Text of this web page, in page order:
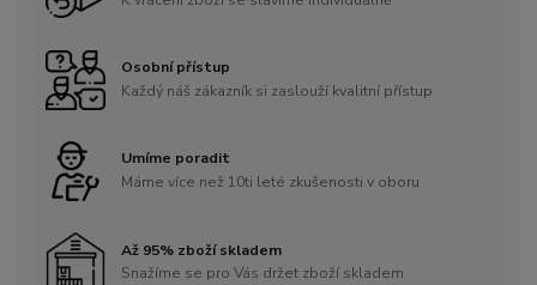
Osobní přístup
Každý náš zákazník si zaslouží kvalitní přístup
Umíme poradit
Máme více než 10ti leté zkušenosti v oboru
Až 95% zboží skladem
Snažíme se pro Vás držet zboží skladem